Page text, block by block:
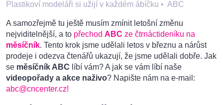
Plastikoví modeláři si užijí v každém ábíčku • ABC
A samozřejmě tu ještě musím zmínit letošní změnu
nejviditelnější, a to přechod ABC ze čtrnáctideníku na
měsíčník. Tento krok jsme udělali letos v březnu a nárůst
prodeje i odezva čtenářů ukazují, že jsme udělali dobře. Jak
se měsíčník ABC líbí vám? A jak se vám líbí naše
videopořady a akce naživo? Napište nám na e-mail:
abc@cncenter.cz!